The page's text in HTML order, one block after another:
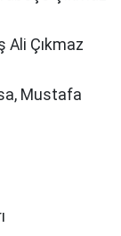
Ali Çıkmaz
Mustafa